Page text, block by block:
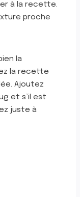
à la recette.
proche
la
la recette
Ajoutez
et s’il est
juste à